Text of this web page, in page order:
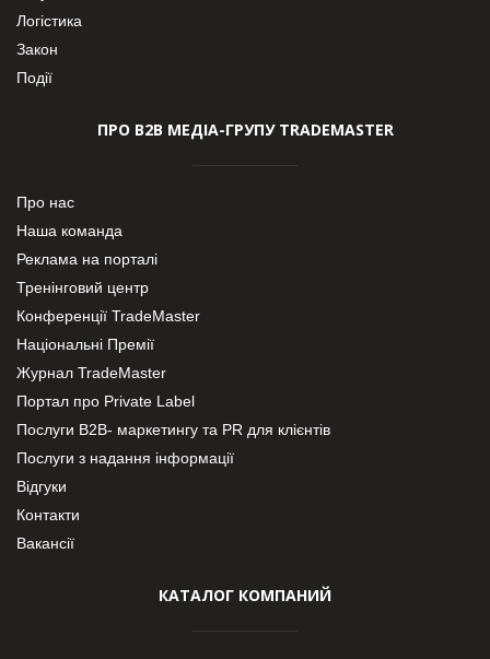
Логістика
Закон
Події
ПРО В2В МЕДІА-ГРУПУ TRADEMASTER
Про нас
Наша команда
Реклама на порталі
Тренінговий центр
Конференції TradeMaster
Національні Премії
Журнал TradeMaster
Портал про Private Label
Послуги В2В- маркетингу та PR для клієнтів
Послуги з надання інформації
Відгуки
Контакти
Вакансії
КАТАЛОГ КОМПАНИЙ